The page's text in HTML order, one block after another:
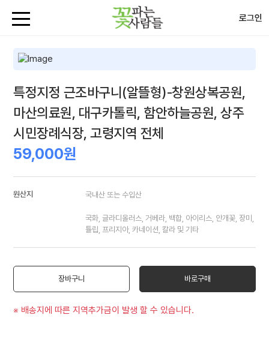
로그인
특정지정 근조바구니(알뜰형)-창원상복공원,
마산의료원, 대구카톨릭, 함안하늘공원, 상주
시민장례식장, 고령지역 전체
59,000원
원산지 국내산 또는 수입산
국화, 글라디올러스, 거베라, 백합, 아이리스, 안개꽃, 장미,
튤립, 프리지아, 카네이션, 칼라 및 기타
장바구니 바로구매
※ 배송지에 따른 지역추가금이 발생 할 수 있습니다.